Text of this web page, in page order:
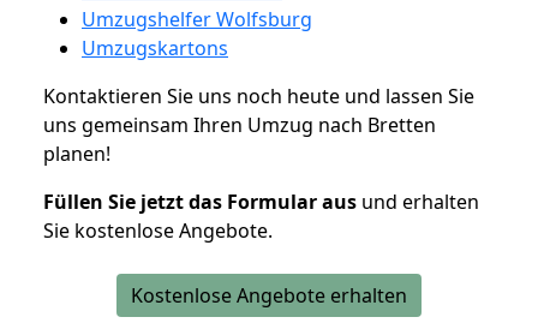
Umzugshelfer Wolfsburg
Umzugskartons
Kontaktieren Sie uns noch heute und lassen Sie
uns gemeinsam Ihren Umzug nach Bretten
planen!
Füllen Sie jetzt das Formular aus und erhalten
Sie kostenlose Angebote.
Kostenlose Angebote erhalten